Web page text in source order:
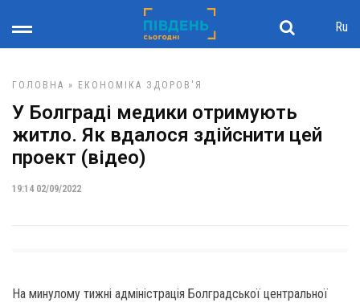
Ru
ГОЛОВНА » ЕКОНОМІКА ЗДОРОВ'Я
У Болграді медики отримують
житло. Як вдалося здійснити цей
проект (відео)
19:14 02/09/2022
На минулому тижні адміністрація Болградської центральної